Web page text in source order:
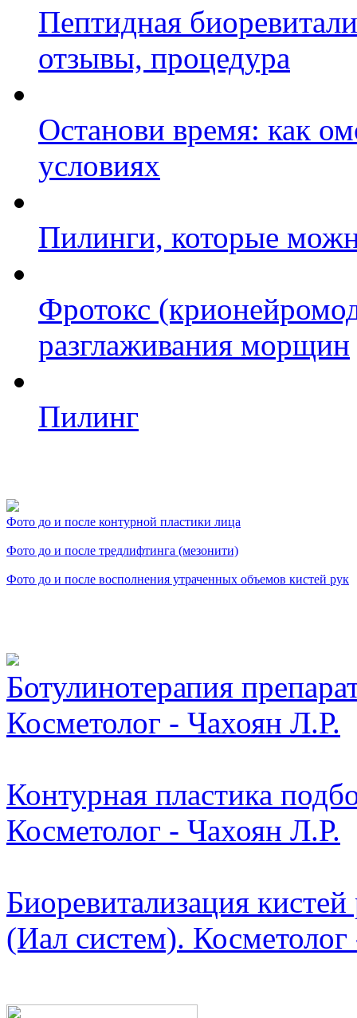
Пептидная
отзывы, процедура
Останови время: как
условиях
Пилинги, которые
Фротокс
разглаживания морщин
Пилинг
Фото до и после контурной пластики лица
Фото до и после тредлифтинга (мезонити)
Фото до и после восполнения утраченных объемов кистей рук
Ботулинотерапия
Косметолог - Чахоян Л.Р.
Контурная пластика
Косметолог - Чахоян Л.Р.
Биоревитализация
(Иал систем).